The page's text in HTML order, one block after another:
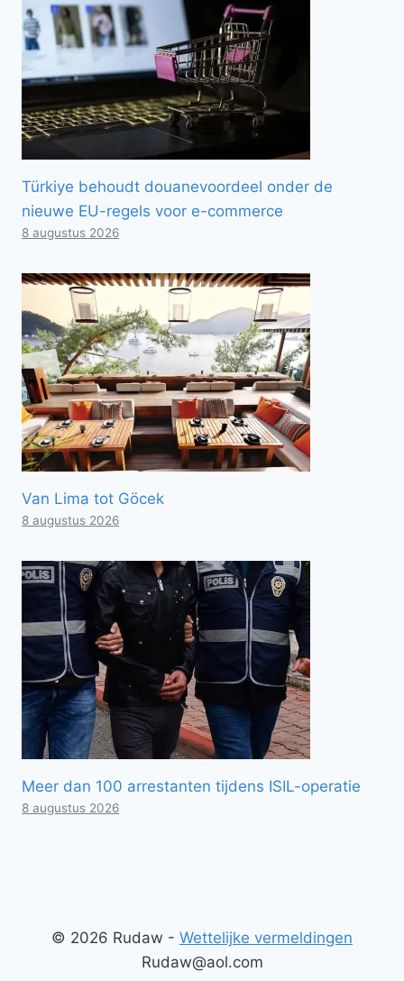
Türkiye behoudt douanevoordeel onder de
nieuwe EU-regels voor e-commerce
8 augustus 2026
Van Lima tot Göcek
8 augustus 2026
Meer dan 100 arrestanten tijdens ISIL-operatie
8 augustus 2026
© 2026 Rudaw - Wettelijke vermeldingen
Rudaw@aol.com